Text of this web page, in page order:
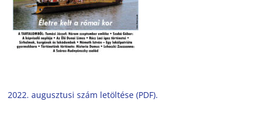
2022. augusztusi szám letöltése (PDF).